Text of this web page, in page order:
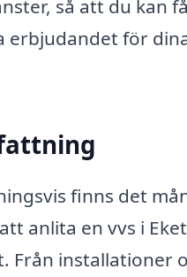
så att du kan
erbjudandet för
finns det
anlita en vvs i
Från installationer